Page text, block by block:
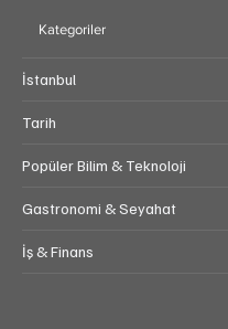
Kategoriler
İstanbul
Tarih
Popüler Bilim & Teknoloji
Gastronomi & Seyahat
İş & Finans